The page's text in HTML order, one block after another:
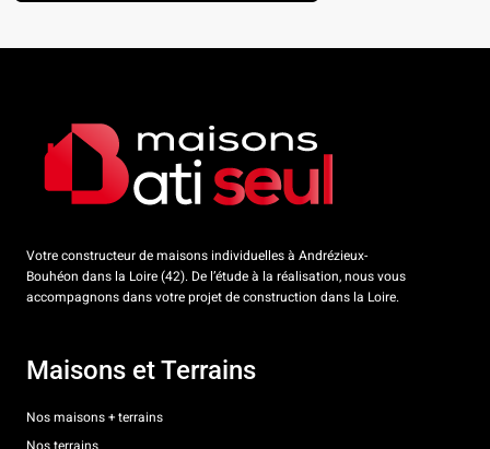
Votre constructeur de maisons individuelles à Andrézieux-
Bouhéon dans la Loire (42). De l’étude à la réalisation, nous vous
accompagnons dans votre projet de construction dans la Loire.
Maisons et Terrains
Nos maisons + terrains